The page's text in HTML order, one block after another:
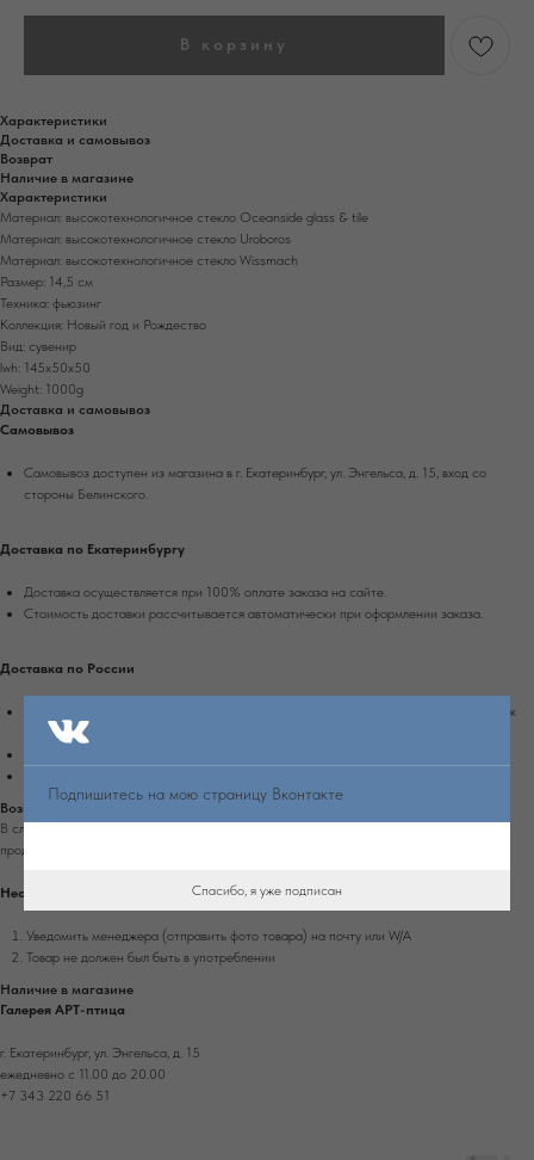
В корзину
Характеристики
Доставка и самовывоз
Возврат
Наличие в магазине
Характеристики
Материал: высокотехнологичное стекло Oceanside glass & tile
Материал: высокотехнологичное стекло Uroboros
Материал: высокотехнологичное стекло Wissmach
Размер: 14,5 см
Техника: фьюзинг
Коллекция: Новый год и Рождество
Вид: сувенир
lwh: 145x50x50
Weight: 1000g
Доставка и самовывоз
Самовывоз
Самовывоз доступен из магазина в г. Екатеринбург, ул. Энгельса, д. 15, вход со
стороны Белинского.
Доставка по Екатеринбургу
Доставка осуществляется при 100% оплате заказа на сайте.
Стоимость доставки рассчитывается автоматически при оформлении заказа.
Доставка по России
Доставка осуществляется при 100% оплате заказа транспортной компанией Сдек
или Почтой России.
Возврат
В случае обнаружения дефекта на изделии, которое не было оговорено заранее с
продавцом, вы можете вернуть изделие в течение 7 дней с момента получения.
Необходимо:
Уведомить менеджера (отправить фото товара) на почту или W/А
Товар не должен был быть в употреблении
Наличие в магазине
Галерея АРТ-птица
г. Екатеринбург, ул. Энгельса, д. 15
ежедневно с 11.00 до 20.00
+7 343 220 66 51
Подпишитесь на мою страницу Вконтакте
Спасибо, я уже подписан